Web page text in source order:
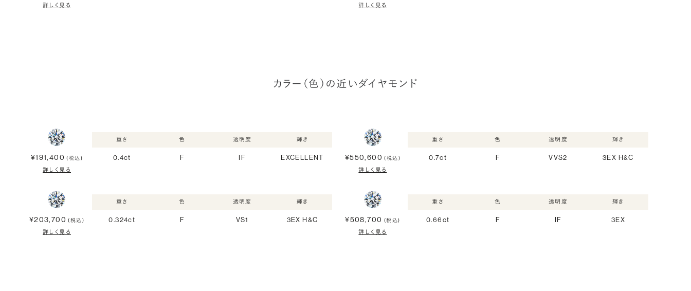
詳しく見る 詳しく見る
カラー（色）の近いダイヤモンド
¥191,400 (税込)
詳しく見る
重さ
0.4ct
色
F
透明度
IF
輝き
EXCELLENT ¥550,600 (税込)
詳しく見る
重さ
0.7ct
色
F
透明度
VVS2
輝き
3EX H&C
¥203,700 (税込)
詳しく見る
重さ
0.324ct
色
F
透明度
VS1
輝き
3EX H&C ¥508,700 (税込)
詳しく見る
重さ
0.66ct
色
F
透明度
IF
輝き
3EX